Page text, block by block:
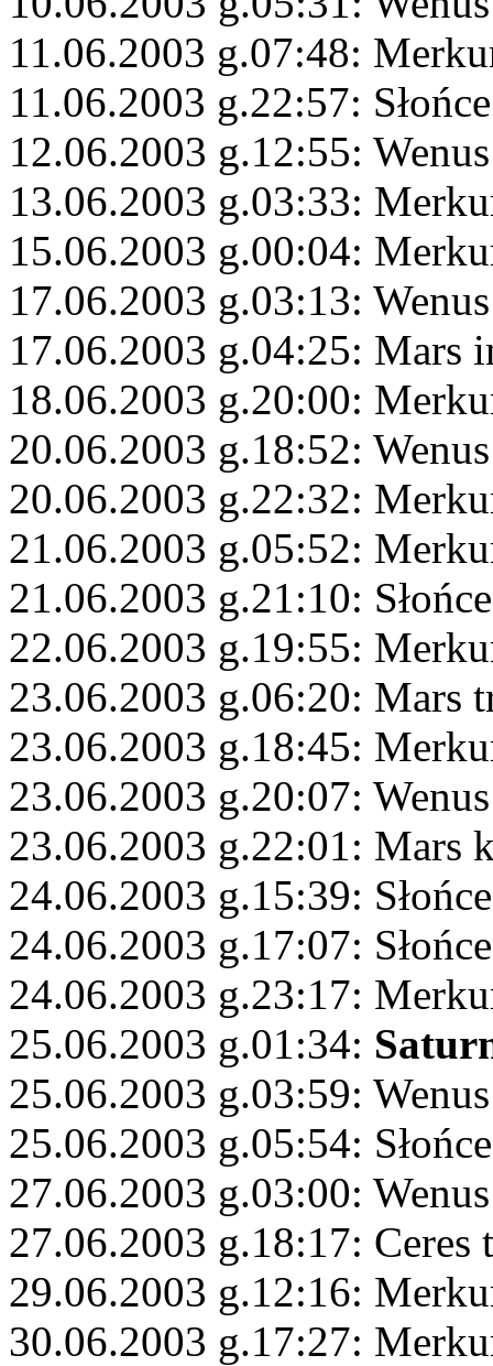
11.06.2003 g.07:48:
11.06.2003 g.22:57:
12.06.2003 g.12:55:
13.06.2003 g.03:33:
15.06.2003 g.00:04:
17.06.2003 g.03:13:
17.06.2003 g.04:25: Mars
18.06.2003 g.20:00:
20.06.2003 g.18:52:
20.06.2003 g.22:32:
21.06.2003 g.05:52:
21.06.2003 g.21:10:
22.06.2003 g.19:55:
23.06.2003 g.06:20: Mars
23.06.2003 g.18:45:
23.06.2003 g.20:07:
23.06.2003 g.22:01: Mars
24.06.2003 g.15:39:
24.06.2003 g.17:07:
24.06.2003 g.23:17:
25.06.2003 g.01:34:
25.06.2003 g.03:59:
25.06.2003 g.05:54:
27.06.2003 g.03:00:
27.06.2003 g.18:17: Ceres
29.06.2003 g.12:16:
30.06.2003 g.17:27: